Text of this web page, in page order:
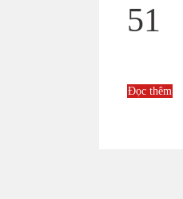
51
Đọc thêm